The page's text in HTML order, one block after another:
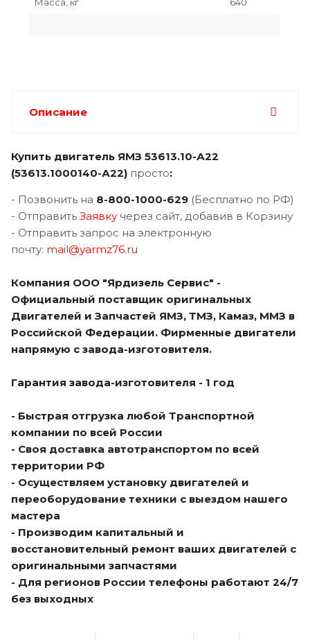
Описание
Купить двигатель ЯМЗ 53613.10-А22
(53613.1000140-А22) просто:
- Позвонить на 8-800-1000-629 (Бесплатно по РФ)
- Отправить Заявку через сайт, добавив в Корзину
- Отправить запрос на электронную
почту: mail@yarmz76.ru
Компания ООО "Ярдизель Сервис" -
Официальный поставщик оригинальных
Двигателей и Запчастей ЯМЗ, ТМЗ, Камаз, ММЗ в
Российской Федерации. Фирменные двигатели
напрямую с завода-изготовителя.
Гарантия завода-изготовителя - 1 год
- Быстрая отгрузка любой Транспортной
компании по всей России
- Своя доставка автотранспортом по всей
территории РФ
- Осуществляем установку двигателей и
переоборудование техники с выездом нашего
мастера
- Производим капитальный и
восстановительный ремонт ваших двигателей с
оригинальными запчастями
- Для регионов России телефоны работают 24/7
без выходных